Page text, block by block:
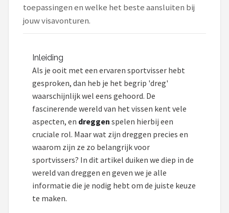
Westin
Spro
Korda
Salmo
Rapala
PB Products
Fox Rage
Rozemeijer
toepassingen en welke het beste aansluiten bij
jouw visavonturen.
Inleiding
Als je ooit met een ervaren sportvisser hebt
gesproken, dan heb je het begrip 'dreg'
waarschijnlijk wel eens gehoord. De
fascinerende wereld van het vissen kent vele
aspecten, en dreggen spelen hierbij een
cruciale rol. Maar wat zijn dreggen precies en
waarom zijn ze zo belangrijk voor
sportvissers? In dit artikel duiken we diep in de
wereld van dreggen en geven we je alle
informatie die je nodig hebt om de juiste keuze
te maken.